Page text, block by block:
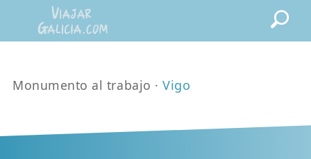
Monumento al trabajo ·Vigo